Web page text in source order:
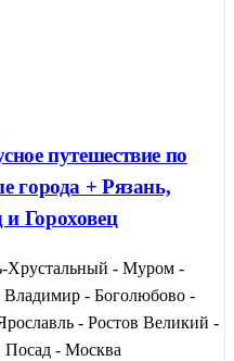
путешествие по
города + Рязань,
Гороховец
Хрустальный - Муром -
- Боголюбово -
- Ростов Великий -
Посад - Москва